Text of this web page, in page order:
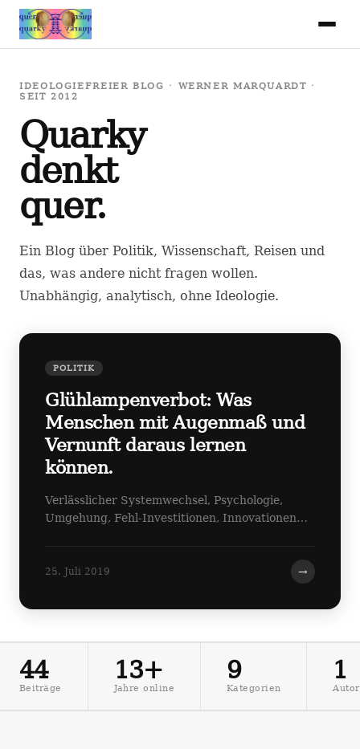
IDEOLOGIEFREIER BLOG · WERNER MARQUARDT ·
SEIT 2012
Quarky
denkt
quer.
Ein Blog über Politik, Wissenschaft, Reisen und
das, was andere nicht fragen wollen.
Unabhängig, analytisch, ohne Ideologie.
POLITIK
Glühlampenverbot: Was
Menschen mit Augenmaß und
Vernunft daraus lernen
können.
Verlässlicher Systemwechsel, Psychologie,
Umgehung, Fehl-Investitionen, Innovationen…
25. Juli 2019 →
44
Beiträge
13+
Jahre online
9
Kategorien
1
Autor